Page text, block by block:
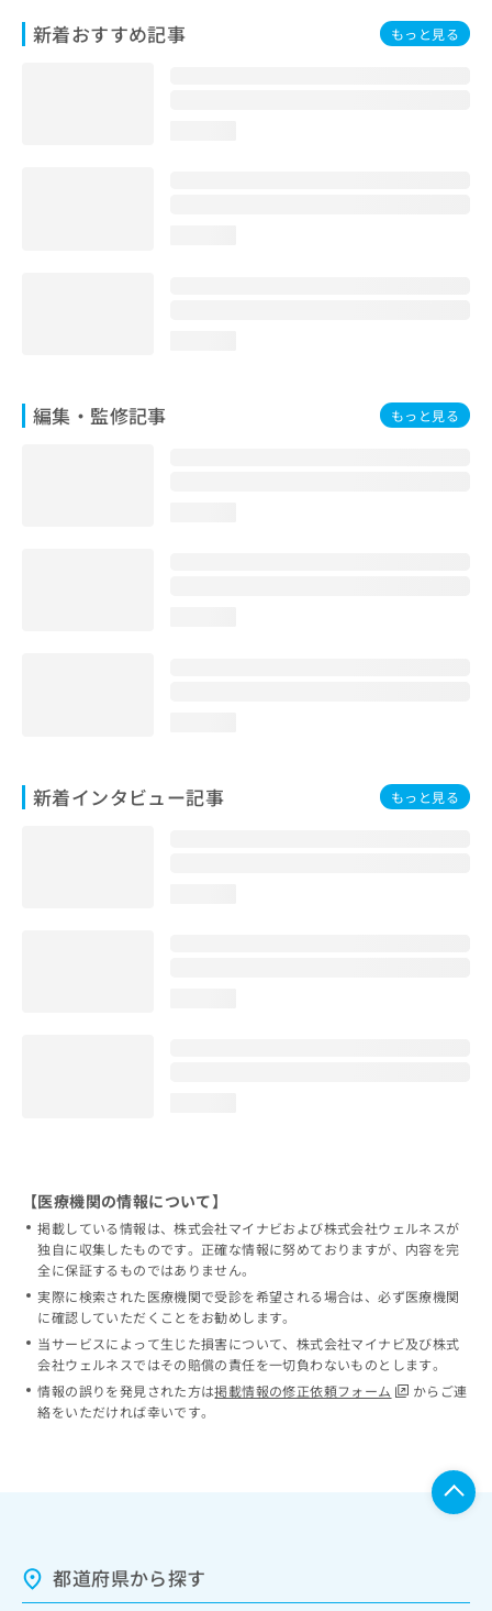
新着おすすめ記事 もっと見る
編集・監修記事 もっと見る
新着インタビュー記事 もっと見る
問
【医療機関の情報について】
掲載している情報は、株式会社マイナビおよび株式会社ウェルネスが
独自に収集したものです。正確な情報に努めておりますが、内容を完
全に保証するものではありません。
実際に検索された医療機関で受診を希望される場合は、必ず医療機関
に確認していただくことをお勧めします。
当サービスによって生じた損害について、株式会社マイナビ及び株式
会社ウェルネスではその賠償の責任を一切負わないものとします。
情報の誤りを発見された方は掲載情報の修正依頼フォーム
からご連
絡をいただければ幸いです。
都道府県から探す